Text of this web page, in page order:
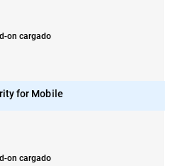
on cargado
for Mobile
on cargado